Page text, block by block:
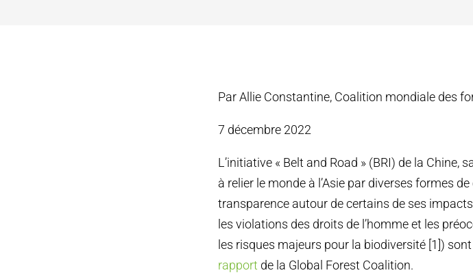
Par Allie Constantine, Coalition mondiale des
7 décembre 2022
L’initiative « Belt and Road » (BRI) de la
à relier le monde à l’Asie par diverses formes
transparence autour de certains de ses
les violations des droits de l’homme et les
les risques majeurs pour la biodiversité [1])
rapport de la Global Forest Coalition.